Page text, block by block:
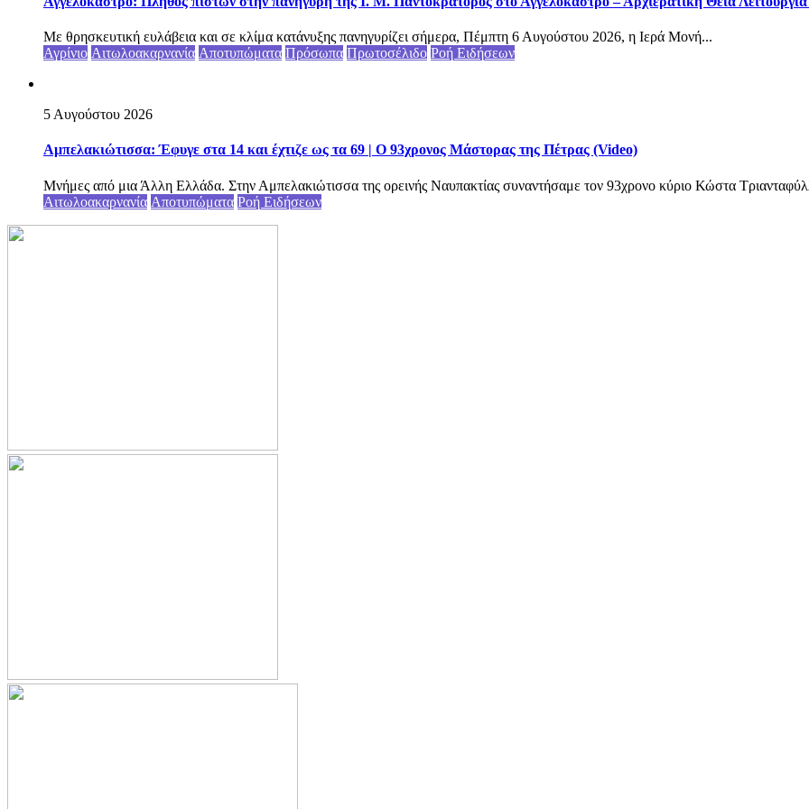
Με θρησκευτική ευλάβεια και σε κλίμα κατάνυξης πανηγυρίζει σήμερα, Πέμπτη 6 Αυγούστου 2026, η Ιερά Μονή...
Αγρίνιο Αιτωλοακαρνανία Αποτυπώματα Πρόσωπα Πρωτοσέλιδο Ροή Ειδήσεων
5 Αυγούστου 2026
Αμπελακιώτισσα: Έφυγε στα 14 και έχτιζε ως τα 69 | Ο 93χρονος Μάστορας της Πέτρας (Video)
Μνήμες από μια Άλλη Ελλάδα. Στην Αμπελακιώτισσα της ορεινής Ναυπακτίας συναντήσαμε τον 93χρονο κύριο Κώστα
Αιτωλοακαρνανία Αποτυπώματα Ροή Ειδήσεων